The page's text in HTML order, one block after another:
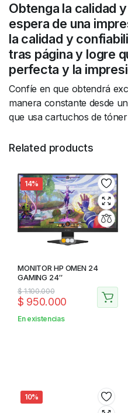
Obtenga la calidad
espera de una
la calidad y
tras página y logre
perfecta y la
Confíe en que obtendrá
manera constante desde
que usa cartuchos de
Related products
14%
MONITOR HP OMEN 24
GAMING 24″
$1.100.000
$ 950.000
En existencias
10%